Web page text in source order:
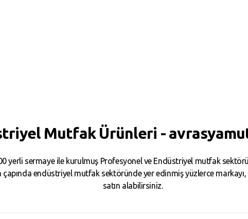
Mutfak Ürünleri -
yerli sermaye ile kurulmuş Profesyonel ve Endüstriyel mutfak
endüstriyel mutfak sektöründe yer edinmiş yüzlerce
satın alabilirsiniz.